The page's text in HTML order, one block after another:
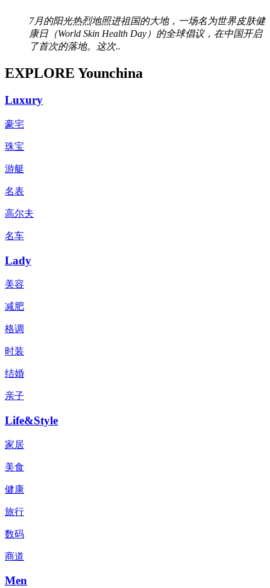
7月的阳光热烈地照进祖国的大地，一场名为世界皮肤健
康日（World Skin Health Day）的全球倡议，在中国开启
了首次的落地。这次..
EXPLORE Younchina
Luxury
豪宅
珠宝
游艇
名表
高尔夫
名车
Lady
美容
减肥
格调
时装
结婚
亲子
Life&Style
家居
美食
健康
旅行
数码
商道
Men